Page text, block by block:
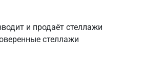
и продаёт стеллажи
стеллажи